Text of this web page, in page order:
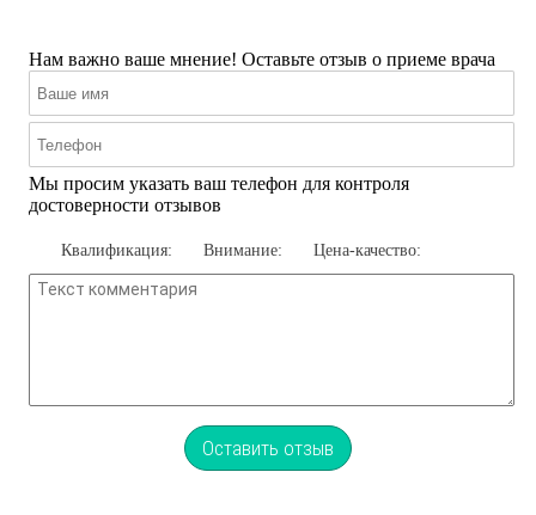
Нам важно ваше мнение! Оставьте отзыв о приеме врача
Мы просим указать ваш телефон для контроля
достоверности отзывов
Квалификация: Внимание: Цена-качество:
Оставить отзыв